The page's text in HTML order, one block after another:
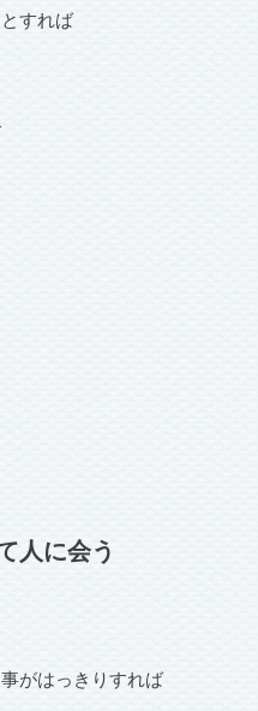
すれば
人に会う
がはっきりすれば